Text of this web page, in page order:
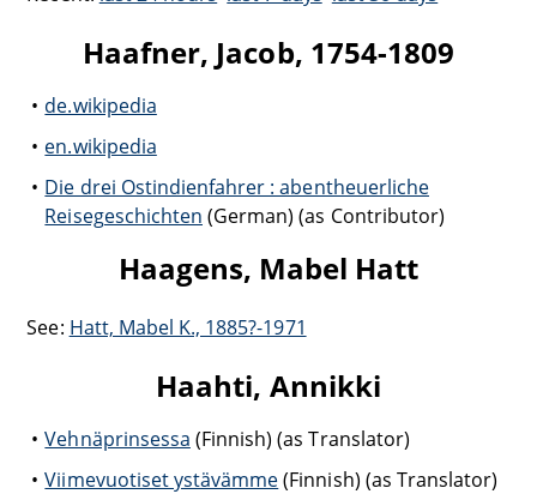
Haafner, Jacob, 1754-1809
de.wikipedia
en.wikipedia
Die drei Ostindienfahrer : abentheuerliche
Reisegeschichten (German) (as Contributor)
Haagens, Mabel Hatt
See: Hatt, Mabel K., 1885?-1971
Haahti, Annikki
Vehnäprinsessa (Finnish) (as Translator)
Viimevuotiset ystävämme(Finnish) (as Translator)